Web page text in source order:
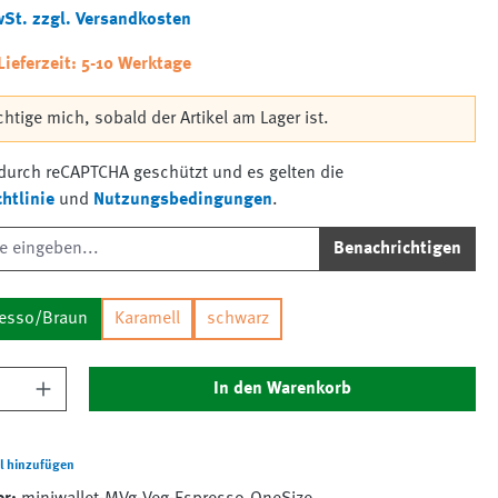
zzgl. Versandkosten
5-10 Werktage
mich, sobald der Artikel am Lager ist.
reCAPTCHA geschützt und es gelten die
und Nutzungsbedingungen.
Benachrichtigen
Braun Karamell schwarz
Gib den gewünschten Wert ein
In den Warenkorb
hinzufügen